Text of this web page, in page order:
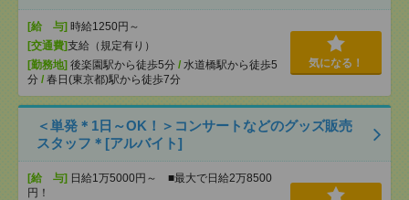
[給 与] 時給1250円～
[交通費]支給（規定有り）
[勤務地] 後楽園駅から徒歩5分 / 水道橋駅から徒歩5
分 / 春日(東京都)駅から徒歩7分
気になる！
＜単発＊1日～OK！＞コンサートなどのグッズ販売
スタッフ＊[アルバイト]
[給 与] 日給1万5000円～ ■最大で日給2万8500
円！